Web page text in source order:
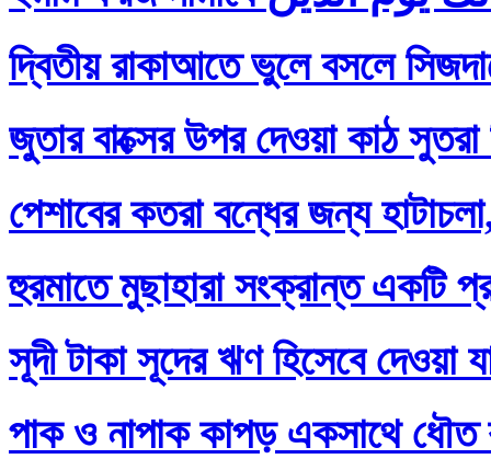
দ্বিতীয় রাকাআতে ভুলে বসলে
জুতার বাক্সের উপর দেওয়া কাঠ সুতরা
পেশাবের কতরা বন্ধের জন্য
হুরমাতে মুছাহারা সংক্রান্ত একটি
সূদী টাকা সূদের ঋণ হিসেবে দেওয়া
পাক ও নাপাক কাপড় একসাথে ধৌত